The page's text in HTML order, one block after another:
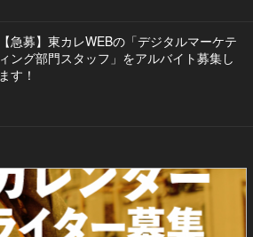
【急募】東カレWEBの「デジタルマーケテ
ィング部門スタッフ」をアルバイト募集し
ます！